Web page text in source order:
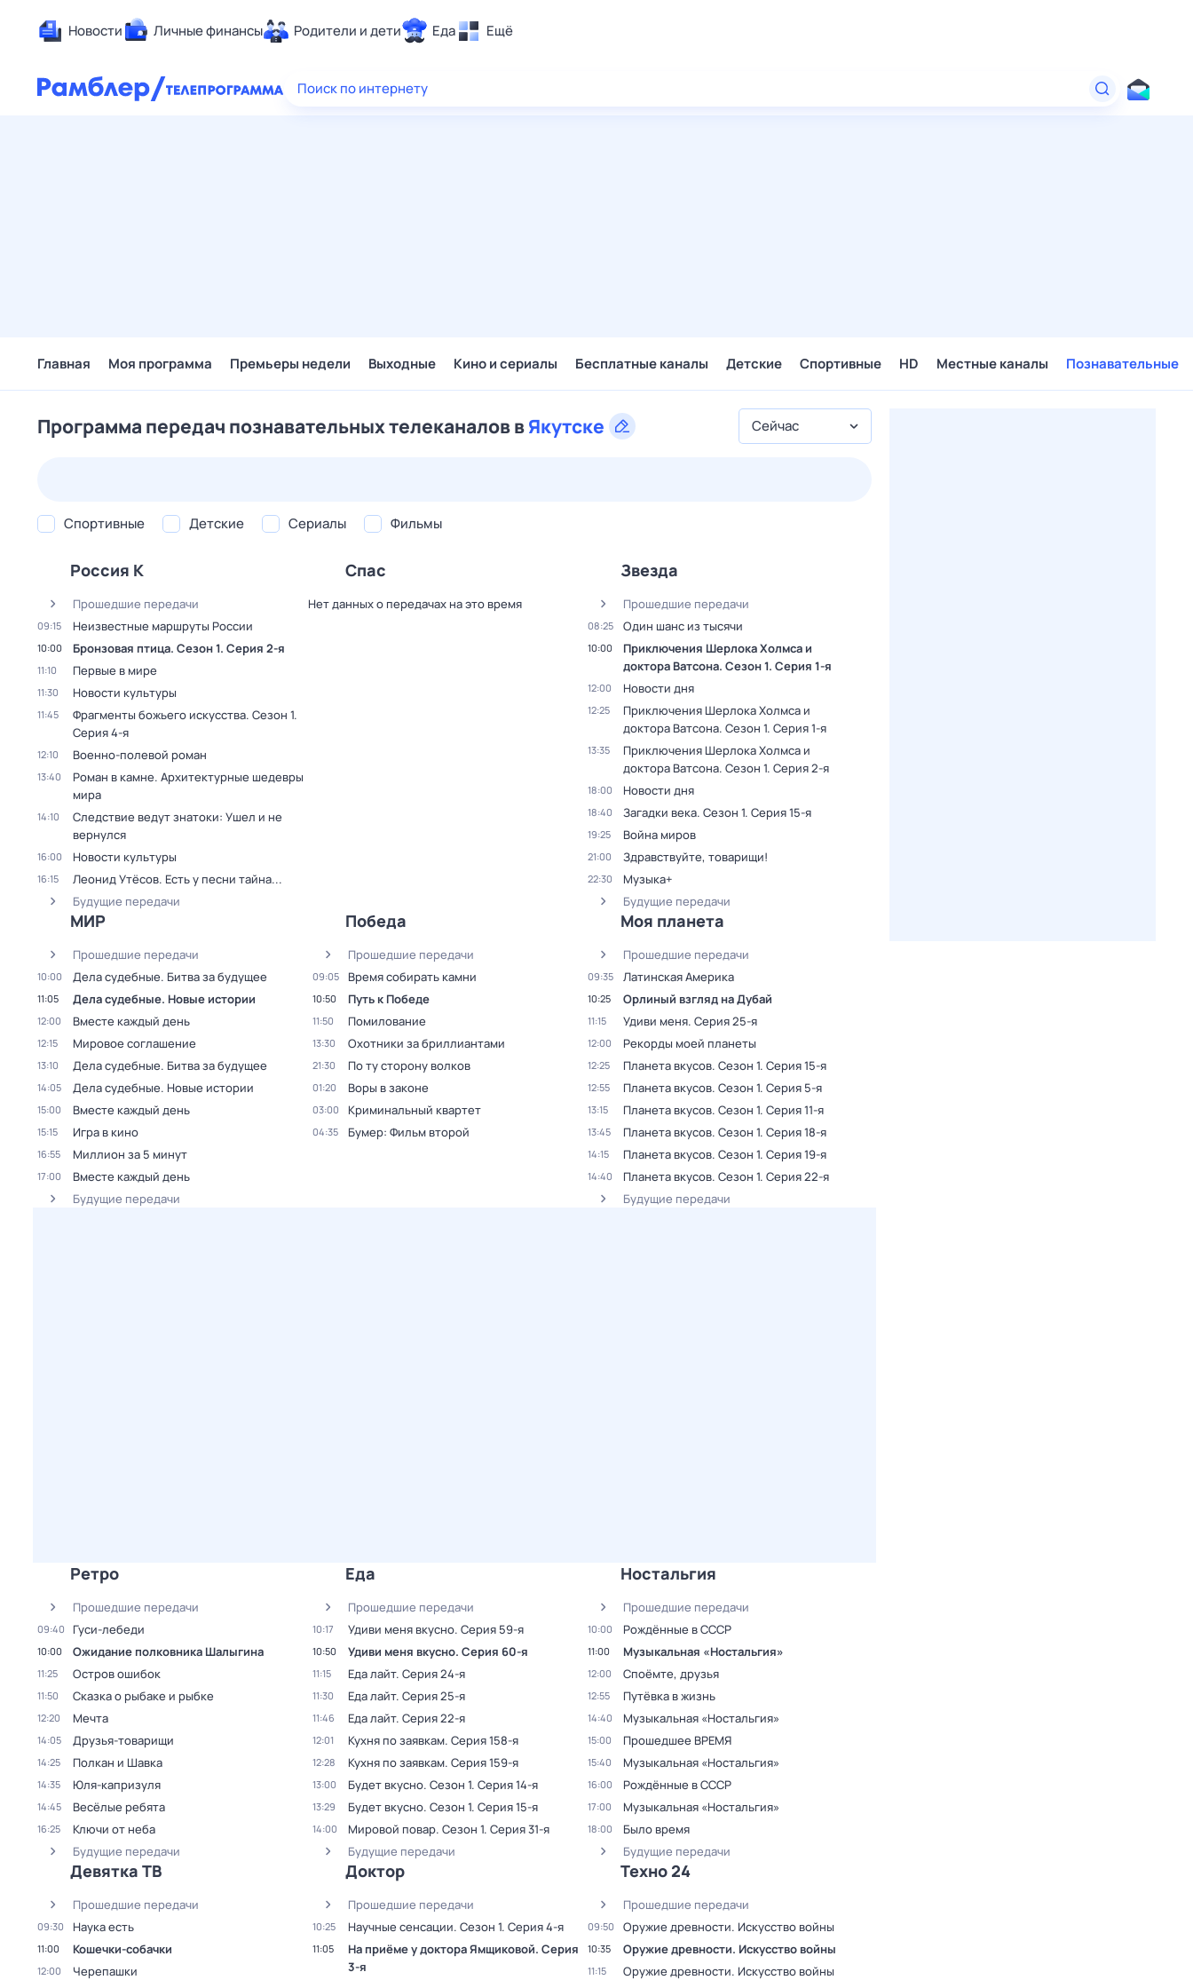
Новости Личные финансы Родители и дети Еда Ещё
Здоровье
Поиск по интернету
Главная Моя программа Премьеры недели Выходные Кино и сериалы Бесплатные каналы Детские Спортивные HD Местные каналы Познавательные
Программа передач познавательных телеканалов вЯкутске Сейчас
Спортивные Детские Сериалы Фильмы
Россия К
Прошедшие передачи
09:15 Неизвестные маршруты России
10:00 Бронзовая птица. Сезон 1. Серия 2-я
11:10 Первые в мире
11:30 Новости культуры
11:45 Фрагменты божьего искусства. Сезон 1.
Серия 4-я
12:10 Военно-полевой роман
13:40
Роман в камне. Архитектурные шедевры
мира
14:10
Следствие ведут знатоки: Ушел и не
вернулся
16:00 Новости культуры
16:15
Леонид Утёсов. Есть у песни тайна...
Будущие передачи
Спас
Нет данных о передачах на это время
Звезда
Прошедшие передачи
08:25 Один шанс из тысячи
10:00
Приключения Шерлока Холмса и
доктора Ватсона. Сезон 1. Серия 1-я
12:00 Новости дня
12:25
Приключения Шерлока Холмса и
доктора Ватсона. Сезон 1. Серия 1-я
13:35
Приключения Шерлока Холмса и
доктора Ватсона. Сезон 1. Серия 2-я
18:00 Новости дня
18:40 Загадки века. Сезон 1. Серия 15-я
19:25 Война миров
21:00 Здравствуйте, товарищи!
22:30
Музыка+
Будущие передачи
МИР
Прошедшие передачи
10:00 Дела судебные. Битва за будущее
11:05 Дела судебные. Новые истории
12:00 Вместе каждый день
12:15 Мировое соглашение
13:10 Дела судебные. Битва за будущее
14:05 Дела судебные. Новые истории
15:00 Вместе каждый день
15:15 Игра в кино
16:55 Миллион за 5 минут
17:00
Вместе каждый день
Будущие передачи
Победа
Прошедшие передачи
09:05 Время собирать камни
10:50 Путь к Победе
11:50 Помилование
13:30 Охотники за бриллиантами
21:30 По ту сторону волков
01:20 Воры в законе
03:00 Криминальный квартет
04:35 Бумер: Фильм второй
Моя планета
Прошедшие передачи
09:35 Латинская Америка
10:25 Орлиный взгляд на Дубай
11:15 Удиви меня. Серия 25-я
12:00 Рекорды моей планеты
12:25 Планета вкусов. Сезон 1. Серия 15-я
12:55 Планета вкусов. Сезон 1. Серия 5-я
13:15 Планета вкусов. Сезон 1. Серия 11-я
13:45 Планета вкусов. Сезон 1. Серия 18-я
14:15 Планета вкусов. Сезон 1. Серия 19-я
14:40 Планета вкусов. Сезон 1. Серия 22-я
Будущие передачи
Ретро
Прошедшие передачи
09:40 Гуси-лебеди
10:00 Ожидание полковника Шалыгина
11:25 Остров ошибок
11:50 Сказка о рыбаке и рыбке
12:20 Мечта
14:05 Друзья-товарищи
14:25 Полкан и Шавка
14:35 Юля-капризуля
14:45 Весёлые ребята
16:25
Ключи от неба
Будущие передачи
Еда
Прошедшие передачи
10:17 Удиви меня вкусно. Серия 59-я
10:50 Удиви меня вкусно. Серия 60-я
11:15 Еда лайт. Серия 24-я
11:30 Еда лайт. Серия 25-я
11:46 Еда лайт. Серия 22-я
12:01 Кухня по заявкам. Серия 158-я
12:28 Кухня по заявкам. Серия 159-я
13:00 Будет вкусно. Сезон 1. Серия 14-я
13:29 Будет вкусно. Сезон 1. Серия 15-я
14:00 Мировой повар. Сезон 1. Серия 31-я
Будущие передачи
Ностальгия
Прошедшие передачи
10:00 Рождённые в СССР
11:00 Музыкальная «Ностальгия»
12:00 Споёмте, друзья
12:55 Путёвка в жизнь
14:40 Музыкальная «Ностальгия»
15:00 Прошедшее ВРЕМЯ
15:40 Музыкальная «Ностальгия»
16:00 Рождённые в СССР
17:00 Музыкальная «Ностальгия»
18:00
Было время
Будущие передачи
Девятка ТВ
Прошедшие передачи
09:30 Наука есть
11:00 Кошечки-собачки
12:00 Черепашки
Доктор
Прошедшие передачи
10:25 Научные сенсации. Сезон 1. Серия 4-я
11:05 На приёме у доктора Ямщиковой. Серия
3-я
Техно 24
Прошедшие передачи
09:50 Оружие древности. Искусство войны
10:35 Оружие древности. Искусство войны
11:15 Оружие древности. Искусство войны